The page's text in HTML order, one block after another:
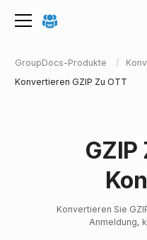
GroupDocs-Produkte
Konvertieren GZIP Zu OTT
GZIP
Konvertieren Sie
Anmeldung,